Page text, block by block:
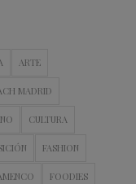
ARTE
MADRID
CULTURA
FASHION
FOODIES